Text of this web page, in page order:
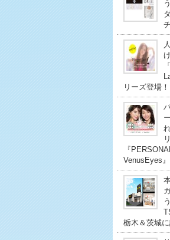
リーズ登場！
『
VenusEyes
栃木＆茨城に